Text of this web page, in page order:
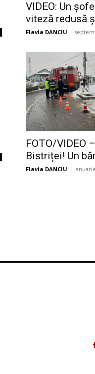
VIDEO: Un
viteză redusă
Flavia DANCIU -
FOTO/VIDEO
Bistriței! Un
Flavia DANCIU -